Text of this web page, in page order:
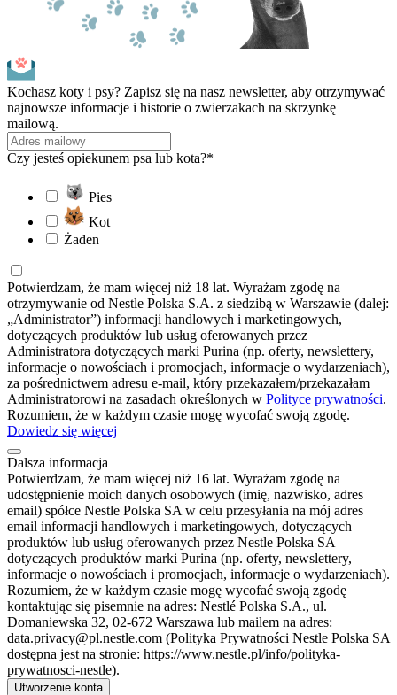
Kochasz koty i psy? Zapisz się na nasz newsletter, aby otrzymywać
najnowsze informacje i historie o zwierzakach na skrzynkę
mailową.
Czy jesteś opiekunem psa lub kota?*
Pies
Kot
Żaden
Potwierdzam, że mam więcej niż 18 lat. Wyrażam zgodę na
otrzymywanie od Nestle Polska S.A. z siedzibą w Warszawie (dalej:
„Administrator”) informacji handlowych i marketingowych,
dotyczących produktów lub usług oferowanych przez
Administratora dotyczących marki Purina (np. oferty, newslettery,
informacje o nowościach i promocjach, informacje o wydarzeniach),
za pośrednictwem adresu e-mail, który przekazałem/przekazałam
Administratorowi na zasadach określonych w Polityce prywatności.
Rozumiem, że w każdym czasie mogę wycofać swoją zgodę.
Dowiedz się więcej
Dalsza informacja
Potwierdzam, że mam więcej niż 16 lat. Wyrażam zgodę na
udostępnienie moich danych osobowych (imię, nazwisko, adres
email) spółce Nestle Polska SA w celu przesyłania na mój adres
email informacji handlowych i marketingowych, dotyczących
produktów lub usług oferowanych przez Nestle Polska SA
dotyczących produktów marki Purina (np. oferty, newslettery,
informacje o nowościach i promocjach, informacje o wydarzeniach).
Rozumiem, że w każdym czasie mogę wycofać swoją zgodę
kontaktując się pisemnie na adres: Nestlé Polska S.A., ul.
Domaniewska 32, 02-672 Warszawa lub mailem na adres:
data.privacy@pl.nestle.com (Polityka Prywatności Nestle Polska SA
dostępna jest na stronie: https://www.nestle.pl/info/polityka-
prywatnosci-nestle).
Utworzenie konta